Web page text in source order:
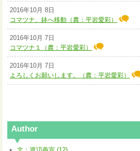
2016年10月 8日
コマツナ、鉢へ移動（農：平岩愛彩）
2016年10月 7日
コマツナ１（農：平岩愛彩）
2016年10月 7日
よろしくお願いします。（農：平岩愛彩）
Author